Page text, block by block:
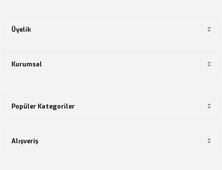
Üyelik
Kurumsal
Popüler Kategoriler
Alışveriş